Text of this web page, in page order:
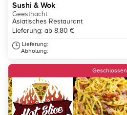
Sushi & Wok
Geesthacht
Asiatisches Restaurant
Lieferung: ab 8,80 €
Lieferung:
Abholung:
Geschlossen